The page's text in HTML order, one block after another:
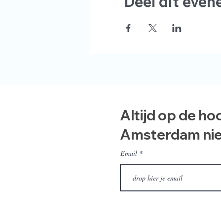
Altijd op de
Amsterdam
Email